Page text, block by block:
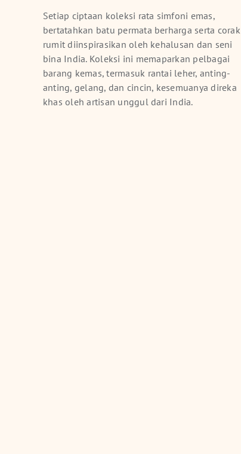
Setiap ciptaan koleksi rata simfoni emas,
bertatahkan batu permata berharga serta corak
rumit diinspirasikan oleh kehalusan dan seni
bina India. Koleksi ini memaparkan pelbagai
barang kemas, termasuk rantai leher, anting-
anting, gelang, dan cincin, kesemuanya direka
khas oleh artisan unggul dari India.